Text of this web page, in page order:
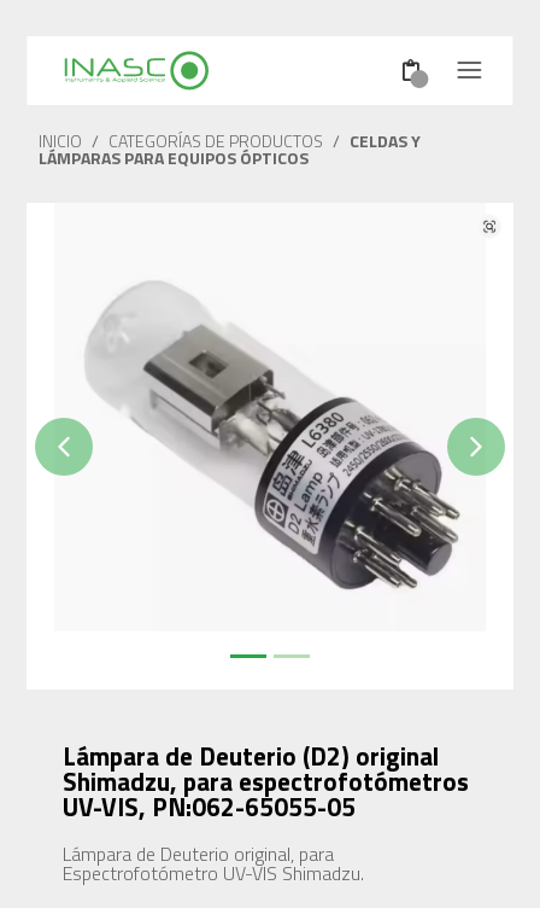
INICIO / CATEGORÍAS DE PRODUCTOS / CELDAS Y
LÁMPARAS PARA EQUIPOS ÓPTICOS
Previous Next
Lámpara de Deuterio (D2) original
Shimadzu, para espectrofotómetros
UV-VIS, PN:062-65055-05
Lámpara de Deuterio original, para
Espectrofotómetro UV-VIS Shimadzu.